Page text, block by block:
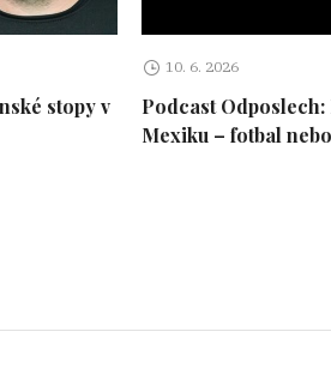
stopy v
10. 6. 2026
Podcast
Mexiku – fotbal